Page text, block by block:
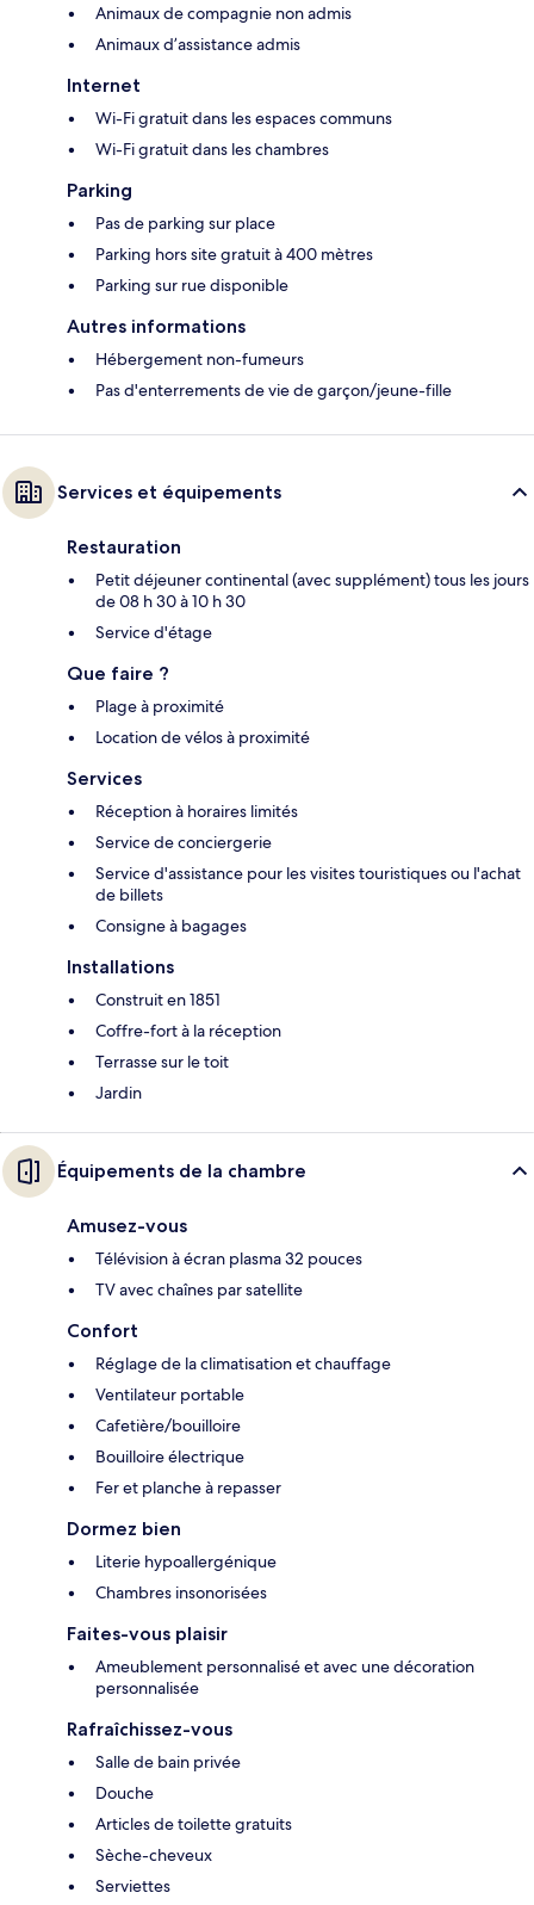
Animaux de compagnie non admis
Animaux d’assistance admis
Internet
Wi-Fi gratuit dans les espaces communs
Wi-Fi gratuit dans les chambres
Parking
Pas de parking sur place
Parking hors site gratuit à 400 mètres
Parking sur rue disponible
Autres informations
Hébergement non-fumeurs
Pas d'enterrements de vie de garçon/jeune-fille
Services et équipements
Restauration
Petit déjeuner continental (avec supplément) tous les jours
de 08 h 30 à 10 h 30
Service d'étage
Que faire ?
Plage à proximité
Location de vélos à proximité
Services
Réception à horaires limités
Service de conciergerie
Service d'assistance pour les visites touristiques ou l'achat
de billets
Consigne à bagages
Installations
Construit en 1851
Coffre-fort à la réception
Terrasse sur le toit
Jardin
Équipements de la chambre
Amusez-vous
Télévision à écran plasma 32 pouces
TV avec chaînes par satellite
Confort
Réglage de la climatisation et chauffage
Ventilateur portable
Cafetière/bouilloire
Bouilloire électrique
Fer et planche à repasser
Dormez bien
Literie hypoallergénique
Chambres insonorisées
Faites-vous plaisir
Ameublement personnalisé et avec une décoration
personnalisée
Rafraîchissez-vous
Salle de bain privée
Douche
Articles de toilette gratuits
Sèche-cheveux
Serviettes